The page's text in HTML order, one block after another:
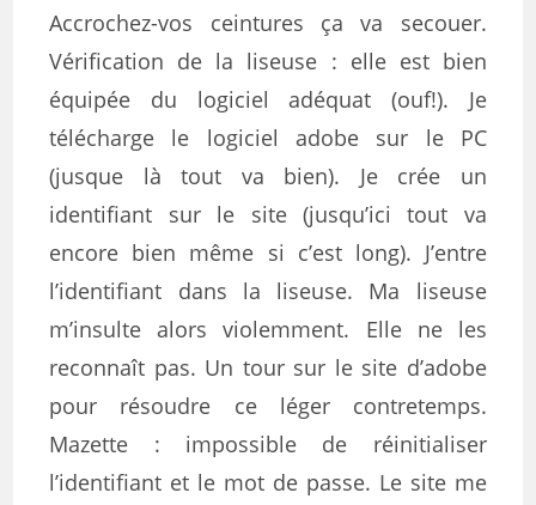
Accrochez-vos ceintures ça va secouer.
Vérification de la liseuse : elle est bien
équipée du logiciel adéquat (ouf!). Je
télécharge le logiciel adobe sur le PC
(jusque là tout va bien). Je crée un
identifiant sur le site (jusqu’ici tout va
encore bien même si c’est long). J’entre
l’identifiant dans la liseuse. Ma liseuse
m’insulte alors violemment. Elle ne les
reconnaît pas. Un tour sur le site d’adobe
pour résoudre ce léger contretemps.
Mazette : impossible de réinitialiser
l’identifiant et le mot de passe. Le site me